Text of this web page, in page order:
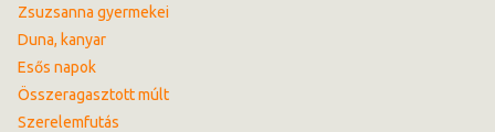
Zsuzsanna gyermekei
Duna, kanyar
Esős napok
Összeragasztott múlt
Szerelemfutás